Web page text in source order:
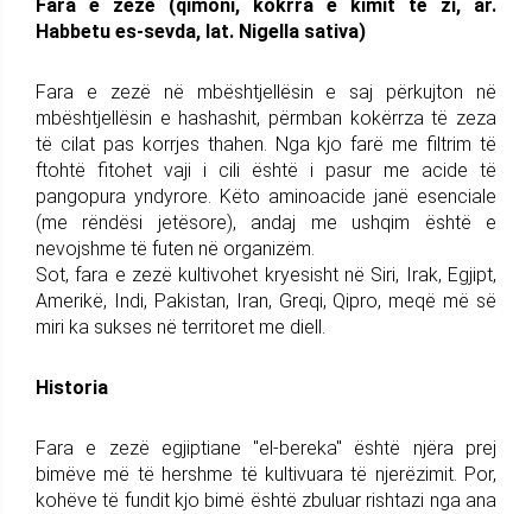
Fara e zezë (qimoni, kokrra e kimit të zi, ar.
Habbetu es-sevda, lat. Nigella sativa)
Fara e zezë në mbështjellësin e saj përkujton në
mbështjellësin e hashashit, përmban kokërrza të zeza
të cilat pas korrjes thahen. Nga kjo farë me filtrim të
ftohtë fitohet vaji i cili është i pasur me acide të
pangopura yndyrore. Këto aminoacide janë esenciale
(me rëndësi jetësore), andaj me ushqim është e
nevojshme të futen në organizëm.
Sot, fara e zezë kultivohet kryesisht në Siri, Irak, Egjipt,
Amerikë, Indi, Pakistan, Iran, Greqi, Qipro, meqë më së
miri ka sukses në territoret me diell.
Historia
Fara e zezë egjiptiane "el-bereka" është njëra prej
bimëve më të hershme të kultivuara të njerëzimit. Por,
kohëve të fundit kjo bimë është zbuluar rishtazi nga ana